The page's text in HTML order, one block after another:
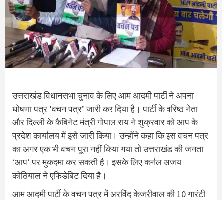
उत्तराखंड विधानसभा चुनाव के लिए आम आदमी पार्टी ने अपना
घोषणा पत्र ‘वचन पत्र’ जारी कर दिया है। पार्टी के वरिष्ठ नेता
और दिल्ली के कैबिनेट मंत्री गोपाल राय ने शुक्रवार को आप के
प्रदेश कार्यालय में इसे जारी किया। उन्होंने कहा कि इस वचन पत्र
का अगर एक भी वचन पूरा नहीं किया गया तो उत्तराखंड की जनता
‘आप’ पर मुकदमा कर सकती है। इसके लिए कर्नल अजय
कोठियाल ने एफिडेबिट दिया है।
आम आदमी पार्टी के वचन पत्र में अरविंद केजरीवाल की 10 गारंटी